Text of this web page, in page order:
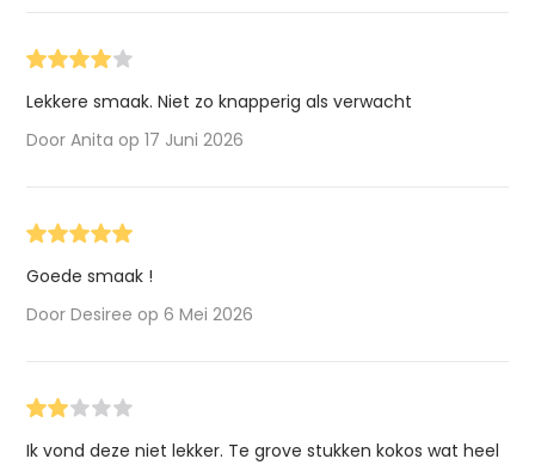
Lekkere smaak. Niet zo knapperig als verwacht
Door Anita op 17 Juni 2026
Goede smaak !
Door Desiree op 6 Mei 2026
Ik vond deze niet lekker. Te grove stukken kokos wat heel